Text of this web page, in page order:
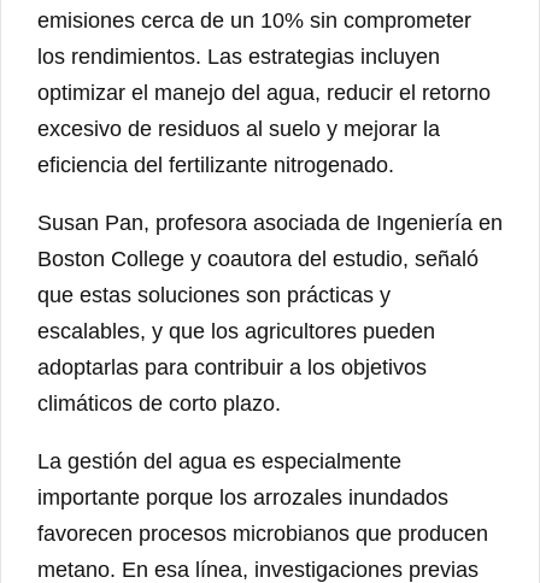
emisiones cerca de un 10% sin comprometer
los rendimientos. Las estrategias incluyen
optimizar el manejo del agua, reducir el retorno
excesivo de residuos al suelo y mejorar la
eficiencia del fertilizante nitrogenado.
Susan Pan, profesora asociada de Ingeniería en
Boston College y coautora del estudio, señaló
que estas soluciones son prácticas y
escalables, y que los agricultores pueden
adoptarlas para contribuir a los objetivos
climáticos de corto plazo.
La gestión del agua es especialmente
importante porque los arrozales inundados
favorecen procesos microbianos que producen
metano. En esa línea, investigaciones previas